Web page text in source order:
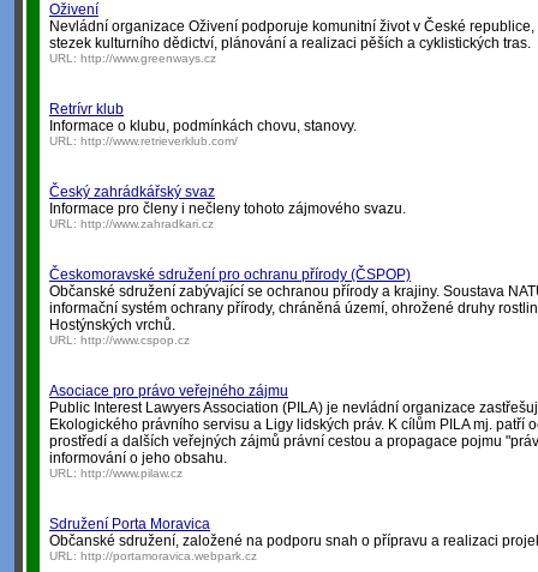
Oživení
Nevládní organizace Oživení podporuje komunitní život v České
stezek kulturního dědictví, plánování a realizaci pěších a cyklistických tras.
URL: http://www.greenways.cz
Retrívr klub
Informace o klubu, podmínkách chovu, stanovy.
URL: http://www.retrieverklub.com/
Český zahrádkářský svaz
Informace pro členy i nečleny tohoto zájmového svazu.
URL: http://www.zahradkari.cz
Českomoravské sdružení pro ochranu přírody (ČSPOP)
Občanské sdružení zabývající se ochranou přírody a krajiny. Soustava
informační systém ochrany přírody, chráněná území, ohrožené druhy
Hostýnských vrchů.
URL: http://www.cspop.cz
Asociace pro právo veřejného zájmu
Public Interest Lawyers Association (PILA) je nevládní organizace
Ekologického právního servisu a Ligy lidských práv. K cílům PILA mj. patří
prostředí a dalších veřejných zájmů právní cestou a propagace pojmu
informování o jeho obsahu.
URL: http://www.pilaw.cz
Sdružení Porta Moravica
Občanské sdružení, založené na podporu snah o přípravu a realizaci
URL: http://portamoravica.webpark.cz